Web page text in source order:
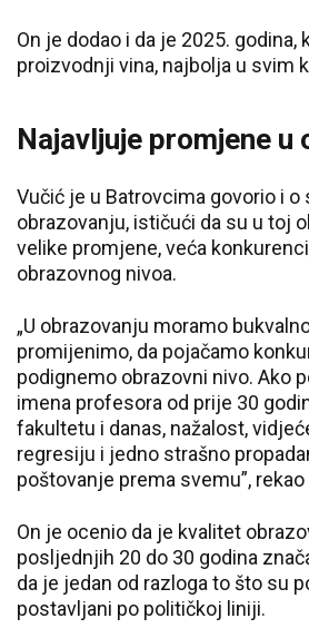
On je dodao i da je 2025. godina,
proizvodnji vina, najbolja u svim
Najavljuje promjene u
Vučić je u Batrovcima govorio i o
obrazovanju, ističući da su u toj
velike promjene, veća
obrazovnog nivoa.
„U obrazovanju moramo
promijenimo, da pojačamo
podignemo obrazovni nivo. Ako
imena profesora od prije 30
fakultetu i danas, nažalost,
regresiju i jedno strašno
poštovanje prema svemu”, rekao
On je ocenio da je kvalitet
posljednjih 20 do 30 godina
da je jedan od razloga to što su
postavljani po političkoj liniji.